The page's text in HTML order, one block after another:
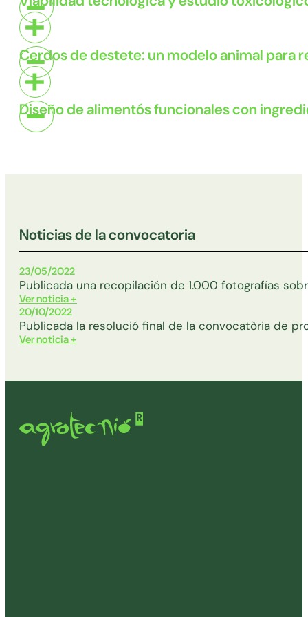
Cerdos de destete: un modelo animal para
Diseño de alimentós funcionales con
Noticias de la convocatoria
23/05/2022
Publicada una recopilación de 1.000 fotografías
Ver noticia +
20/10/2022
Publicada la resolució final de la convocatòria de
Ver noticia +